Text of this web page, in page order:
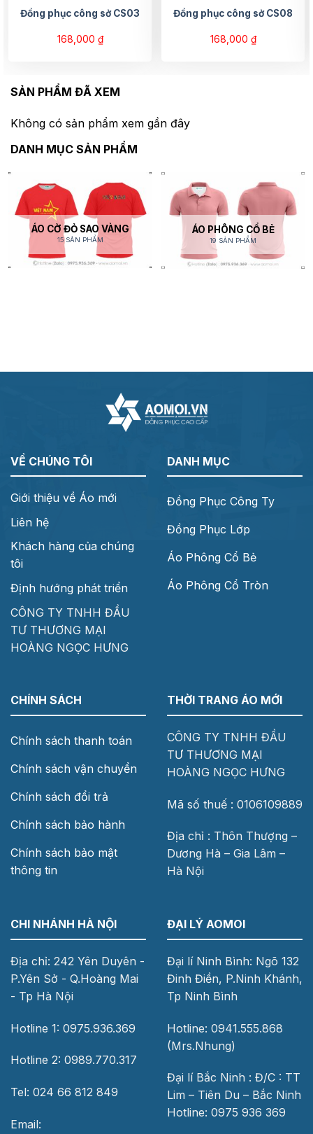
Đồng phục công sở CS03
168,000 ₫
Đồng phục công sở CS08
168,000 ₫
SẢN PHẨM ĐÃ XEM
Không có sản phẩm xem gần đây
DANH MỤC SẢN PHẨM
ÁO CỜ ĐỎ SAO VÀNG
15 SẢN PHẨM
ÁO PHÔNG CỔ BẺ
19 SẢN PHẨM
VỀ CHÚNG TÔI
Giới thiệu về Áo mới
Liên hệ
Khách hàng của chúng
tôi
Định hướng phát triển
CÔNG TY TNHH ĐẦU
TƯ THƯƠNG MẠI
HOÀNG NGỌC HƯNG
DANH MỤC
Đồng Phục Công Ty
Đồng Phục Lớp
Áo Phông Cổ Bẻ
Áo Phông Cổ Tròn
CHÍNH SÁCH
Chính sách thanh toán
Chính sách vận chuyển
Chính sách đổi trả
Chính sách bảo hành
Chính sách bảo mật
thông tin
THỜI TRANG ÁO MỚI
CÔNG TY TNHH ĐẦU
TƯ THƯƠNG MẠI
HOÀNG NGỌC HƯNG
Mã số thuế : 0106109889
Địa chỉ : Thôn Thượng –
Dương Hà – Gia Lâm –
Hà Nội
CHI NHÁNH HÀ NỘI
Địa chỉ: 242 Yên Duyên -
P.Yên Sở - Q.Hoàng Mai
- Tp Hà Nội
Hotline 1: 0975.936.369
Hotline 2: 0989.770.317
Tel: 024 66 812 849
Email:
ĐẠI LÝ AOMOI
Đại lí Ninh Bình: Ngõ 132
Đinh Điền, P.Ninh Khánh,
Tp Ninh Bình
Hotline: 0941.555.868
(Mrs.Nhung)
Đại lí Bắc Ninh : Đ/C : TT
Lim – Tiên Du – Bắc Ninh
Hotline: 0975 936 369